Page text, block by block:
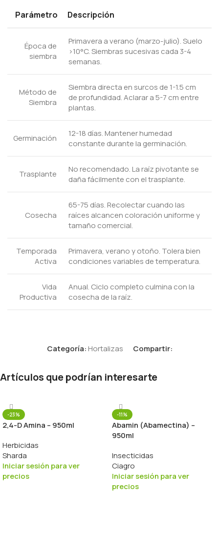
Parámetro Descripción
Época de
siembra
Primavera a verano (marzo-julio). Suelo
>10°C. Siembras sucesivas cada 3-4
semanas.
Método de
Siembra
Siembra directa en surcos de 1-1.5 cm
de profundidad. Aclarar a 5-7 cm entre
plantas.
Germinación
12-18 días. Mantener humedad
constante durante la germinación.
Trasplante
No recomendado. La raíz pivotante se
daña fácilmente con el trasplante.
Cosecha
65-75 días. Recolectar cuando las
raíces alcancen coloración uniforme y
tamaño comercial.
Temporada
Activa
Primavera, verano y otoño. Tolera bien
condiciones variables de temperatura.
Vida
Productiva
Anual. Ciclo completo culmina con la
cosecha de la raíz.
Categoría:Hortalizas Compartir:
Artículos que podrían interesarte
-23%
2,4-D Amina – 950ml
Herbicidas
Sharda
Iniciar sesión para ver
precios
-11%
Abamin (Abamectina) –
950ml
Insecticidas
Ciagro
Iniciar sesión para ver
precios